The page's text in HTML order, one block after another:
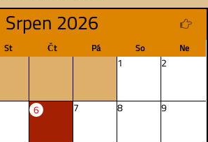
Srpen 2026
St Čt Pá So Ne
1 2
6 7 8 9